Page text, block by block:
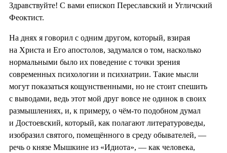
Здравствуйте! С вами епископ Переславский и Угличский
Феоктист.
На днях я говорил с одним другом, который, взирая
на Христа и Его апостолов, задумался о том, насколько
нормальными было их поведение с точки зрения
современных психологии и психиатрии. Такие мысли
могут показаться кощунственными, но не стоит спешить
с выводами, ведь этот мой друг вовсе не одинок в своих
размышлениях, и, к примеру, о чём-то подобном думал
и Достоевский, который, как полагают литературоведы,
изобразил святого, помещённого в среду обывателей, —
речь о князе Мышкине из «Идиота», — как человека,